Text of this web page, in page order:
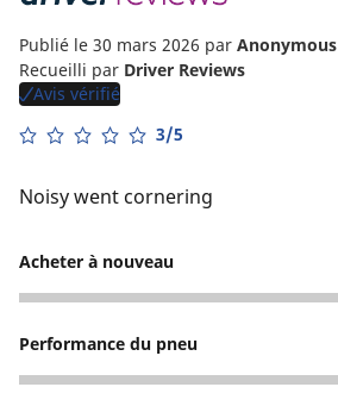
Publié le 30 mars 2026 par Anonymous
Recueilli par Driver Reviews
Avis vérifié
3/5
Noisy went cornering
Acheter à nouveau
2
Performance du pneu
2